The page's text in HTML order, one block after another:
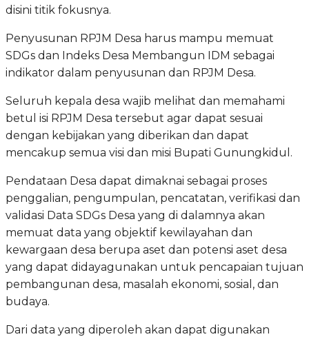
disini titik fokusnya.
Penyusunan RPJM Desa harus mampu memuat
SDGs dan Indeks Desa Membangun IDM sebagai
indikator dalam penyusunan dan RPJM Desa.
Seluruh kepala desa wajib melihat dan memahami
betul isi RPJM Desa tersebut agar dapat sesuai
dengan kebijakan yang diberikan dan dapat
mencakup semua visi dan misi Bupati Gunungkidul.
Pendataan Desa dapat dimaknai sebagai proses
penggalian, pengumpulan, pencatatan, verifikasi dan
validasi Data SDGs Desa yang di dalamnya akan
memuat data yang objektif kewilayahan dan
kewargaan desa berupa aset dan potensi aset desa
yang dapat didayagunakan untuk pencapaian tujuan
pembangunan desa, masalah ekonomi, sosial, dan
budaya.
Dari data yang diperoleh akan dapat digunakan